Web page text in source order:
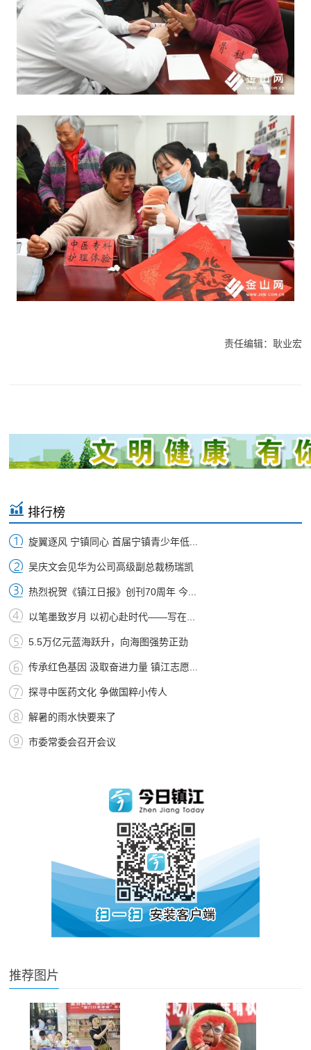
责任编辑：耿业宏
排行榜
旋翼逐风 宁镇同心 首届宁镇青少年低...
吴庆文会见华为公司高级副总裁杨瑞凯
热烈祝贺《镇江日报》创刊70周年 今...
以笔墨致岁月 以初心赴时代——写在...
5.5万亿元蓝海跃升，向海图强势正劲
传承红色基因 汲取奋进力量 镇江志愿...
探寻中医药文化 争做国粹小传人
解暑的雨水快要来了
市委常委会召开会议
推荐图片